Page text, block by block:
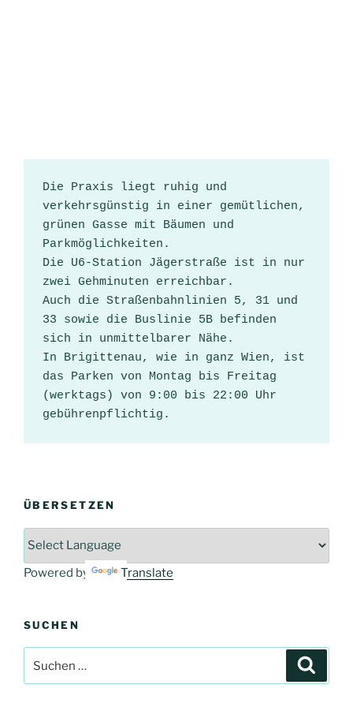
Die Praxis liegt ruhig und
verkehrsgünstig in einer gemütlichen,
grünen Gasse mit Bäumen und
Parkmöglichkeiten.
Die U6-Station Jägerstraße ist in nur
zwei Gehminuten erreichbar.
Auch die Straßenbahnlinien 5, 31 und
33 sowie die Buslinie 5B befinden
sich in unmittelbarer Nähe.
In Brigittenau, wie in ganz Wien, ist
das Parken von Montag bis Freitag
(werktags) von 9:00 bis 22:00 Uhr
gebührenpflichtig.
ÜBERSETZEN
Powered by Translate
SUCHEN
nach: